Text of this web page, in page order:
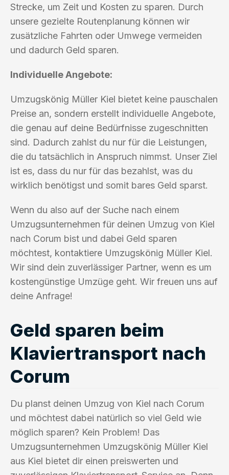
Strecke, um Zeit und Kosten zu sparen. Durch
unsere gezielte Routenplanung können wir
zusätzliche Fahrten oder Umwege vermeiden
und dadurch Geld sparen.
Individuelle Angebote:
Umzugskönig Müller Kiel bietet keine pauschalen
Preise an, sondern erstellt individuelle Angebote,
die genau auf deine Bedürfnisse zugeschnitten
sind. Dadurch zahlst du nur für die Leistungen,
die du tatsächlich in Anspruch nimmst. Unser Ziel
ist es, dass du nur für das bezahlst, was du
wirklich benötigst und somit bares Geld sparst.
Wenn du also auf der Suche nach einem
Umzugsunternehmen für deinen Umzug von Kiel
nach Corum bist und dabei Geld sparen
möchtest, kontaktiere Umzugskönig Müller Kiel.
Wir sind dein zuverlässiger Partner, wenn es um
kostengünstige Umzüge geht. Wir freuen uns auf
deine Anfrage!
Geld sparen beim
Klaviertransport nach
Corum
Du planst deinen Umzug von Kiel nach Corum
und möchtest dabei natürlich so viel Geld wie
möglich sparen? Kein Problem! Das
Umzugsunternehmen Umzugskönig Müller Kiel
aus Kiel bietet dir einen preiswerten und